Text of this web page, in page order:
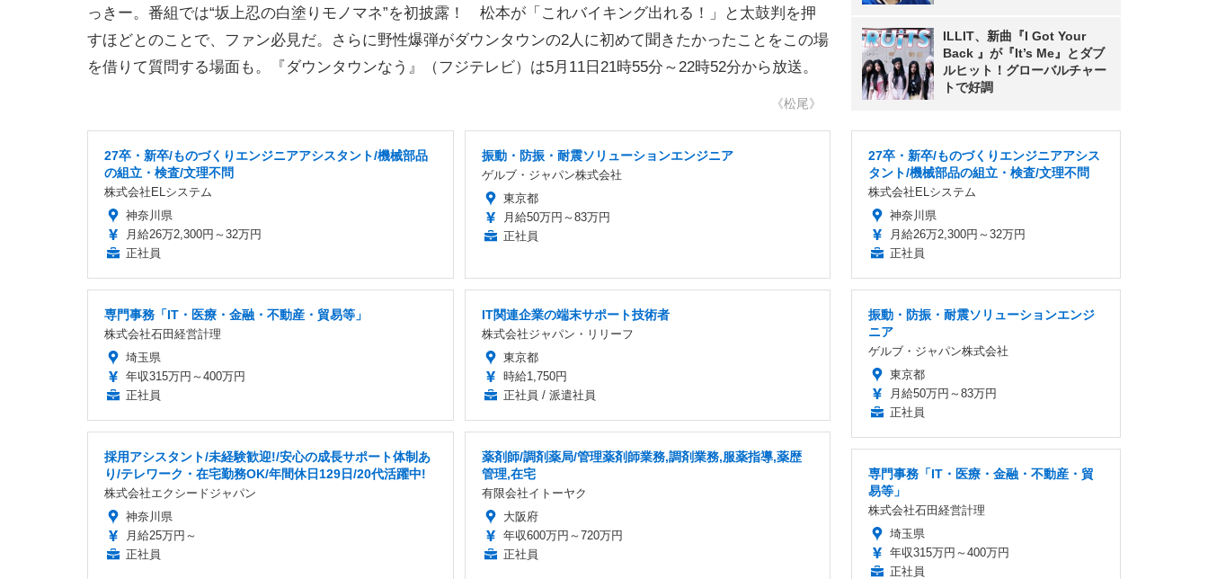
っきー。番組では“坂上忍の白塗りモノマネ”を初披露！ 松本が「これバイキング出れる！」と太鼓判を押
すほどとのことで、ファン必見だ。さらに野性爆弾がダウンタウンの2人に初めて聞きたかったことをこの場
を借りて質問する場面も。『ダウンタウンなう』（フジテレビ）は5月11日21時55分～22時52分から放送。
《松尾》
27卒・新卒/ものづくりエンジニアアシスタント/機械部品
の組立・検査/文理不問
株式会社ELシステム
神奈川県
月給26万2,300円～32万円
正社員
振動・防振・耐震ソリューションエンジニア
ゲルブ・ジャパン株式会社
東京都
月給50万円～83万円
正社員
専門事務「IT・医療・金融・不動産・貿易等」
株式会社石田経営計理
埼玉県
年収315万円～400万円
正社員
IT関連企業の端末サポート技術者
株式会社ジャパン・リリーフ
東京都
時給1,750円
正社員 / 派遣社員
採用アシスタント/未経験歓迎!/安心の成長サポート体制あ
り/テレワーク・在宅勤務OK/年間休日129日/20代活躍中!
株式会社エクシードジャパン
神奈川県
月給25万円～
正社員
薬剤師/調剤薬局/管理薬剤師業務,調剤業務,服薬指導,薬歴
管理,在宅
有限会社イトーヤク
大阪府
年収600万円～720万円
正社員
ILLIT、新曲『I Got Your
Back 』が『It’s Me』とダブ
ルヒット！グローバルチャー
トで好調
27卒・新卒/ものづくりエンジニアアシス
タント/機械部品の組立・検査/文理不問
株式会社ELシステム
神奈川県
月給26万2,300円～32万円
正社員
振動・防振・耐震ソリューションエンジ
ニア
ゲルブ・ジャパン株式会社
東京都
月給50万円～83万円
正社員
専門事務「IT・医療・金融・不動産・貿
易等」
株式会社石田経営計理
埼玉県
年収315万円～400万円
正社員